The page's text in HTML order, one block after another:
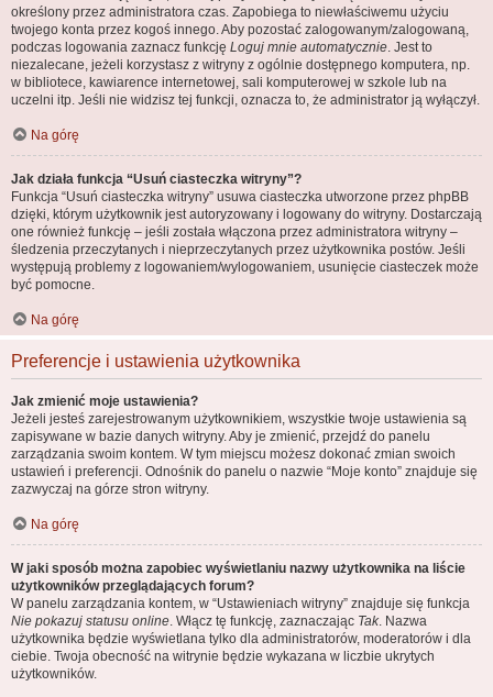
określony przez administratora czas. Zapobiega to niewłaściwemu użyciu
twojego konta przez kogoś innego. Aby pozostać zalogowanym/zalogowaną,
podczas logowania zaznacz funkcję Loguj mnie automatycznie. Jest to
niezalecane, jeżeli korzystasz z witryny z ogólnie dostępnego komputera, np.
w bibliotece, kawiarence internetowej, sali komputerowej w szkole lub na
uczelni itp. Jeśli nie widzisz tej funkcji, oznacza to, że administrator ją wyłączył.
Na górę
Jak działa funkcja “Usuń ciasteczka witryny”?
Funkcja “Usuń ciasteczka witryny” usuwa ciasteczka utworzone przez phpBB
dzięki, którym użytkownik jest autoryzowany i logowany do witryny. Dostarczają
one również funkcję – jeśli została włączona przez administratora witryny –
śledzenia przeczytanych i nieprzeczytanych przez użytkownika postów. Jeśli
występują problemy z logowaniem/wylogowaniem, usunięcie ciasteczek może
być pomocne.
Na górę
Preferencje i ustawienia użytkownika
Jak zmienić moje ustawienia?
Jeżeli jesteś zarejestrowanym użytkownikiem, wszystkie twoje ustawienia są
zapisywane w bazie danych witryny. Aby je zmienić, przejdź do panelu
zarządzania swoim kontem. W tym miejscu możesz dokonać zmian swoich
ustawień i preferencji. Odnośnik do panelu o nazwie “Moje konto” znajduje się
zazwyczaj na górze stron witryny.
Na górę
W jaki sposób można zapobiec wyświetlaniu nazwy użytkownika na liście
użytkowników przeglądających forum?
W panelu zarządzania kontem, w “Ustawieniach witryny” znajduje się funkcja
Nie pokazuj statusu online. Włącz tę funkcję, zaznaczając Tak. Nazwa
użytkownika będzie wyświetlana tylko dla administratorów, moderatorów i dla
ciebie. Twoja obecność na witrynie będzie wykazana w liczbie ukrytych
użytkowników.